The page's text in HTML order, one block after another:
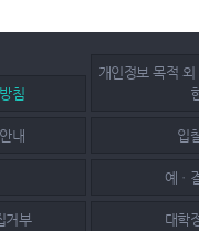
침
개인정보 목적
내 입
예ㆍ
거부 대학